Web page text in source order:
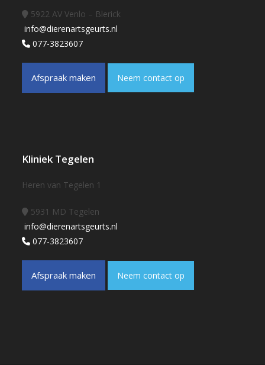
5922 AV Venlo – Blerick
info@dierenartsgeurts.nl
077-3823607
Afspraak maken Neem contact op
Kliniek Tegelen
Heren van Tegelen 1
5931 MD Tegelen
info@dierenartsgeurts.nl
077-3823607
Afspraak maken Neem contact op